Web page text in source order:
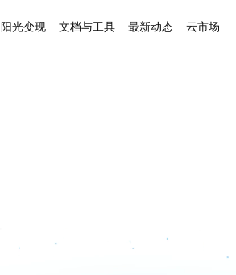
阳光变现 文档与工具 最新动态 云市场
多种健康与疾病风险算法模型